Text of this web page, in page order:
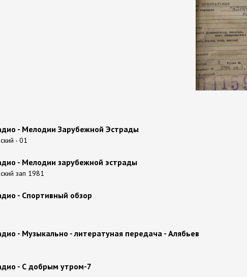
- Мелодии Зарубежной Эстрады
- 01
- Мелодии зарубежной эстрады
зап 1981
- Спортивный обзор
- Музыкально - литератуная передача - Алябьев
- С добрым утром-7